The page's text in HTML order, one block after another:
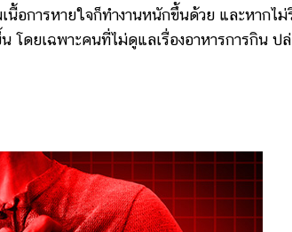
นื้อการหายใจก็ทำงานหนักขึ้นด้วย และหากไม่
โดยเฉพาะคนที่ไม่ดูแลเรื่องอาหารการกิน ป